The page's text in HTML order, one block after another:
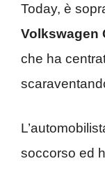
Today, è
Volkswagen
che ha
soccorso ed